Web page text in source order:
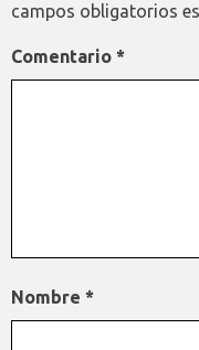
campos obligatorios
Comentario *
Nombre *